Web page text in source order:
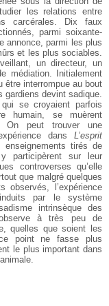
les relations entre
carcérales. Dix faux
parmi soixante-
annonce, parmi les plus
et les plus sociables.
un directeur, un
médiation. Initialement
être interrompue aubout
gardiens devint sadique.
se croyaient parfois
humain, se muèrent
On peuttrouver une
dansL’esprit
tirés de
participèrent sur leur
controverses qu’elle
que malgré quelques
observés, l’expérience
par le système
intrinsèque des
à très peu de
quelles que soient les
point ne fasse plus
le plus important dans